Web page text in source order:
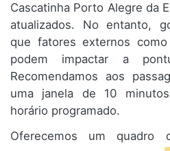
Cascatinha Porto Alegre da
atualizados. No entanto,
que fatores externos
podem impactar a
Recomendamos aos
uma janela de 10
horário programado.
Oferecemos um quadro